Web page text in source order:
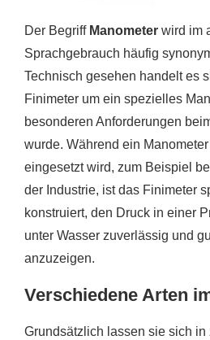
Der Begriff Manometer wird im
Sprachgebrauch häufig
Technisch gesehen handelt es
Finimeter um ein spezielles
besonderen Anforderungen
wurde. Während ein
eingesetzt wird, zum Beispiel
der Industrie, ist das Finimeter
konstruiert, den Druck in einer
unter Wasser zuverlässig und
anzuzeigen.
Verschiedene Arten
Grundsätzlich lassen sie sich